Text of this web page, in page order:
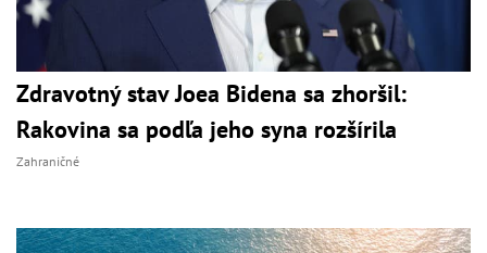
Zdravotný stav Joea Bidena sa zhoršil:
Rakovina sa podľa jeho syna rozšírila
Zahraničné